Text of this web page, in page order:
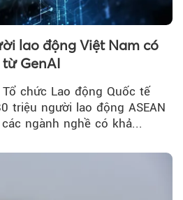
lao động Việt Nam có
GenAI
chức Lao động Quốc tế
triệu người lao động ASEAN
ngành nghề có khả...